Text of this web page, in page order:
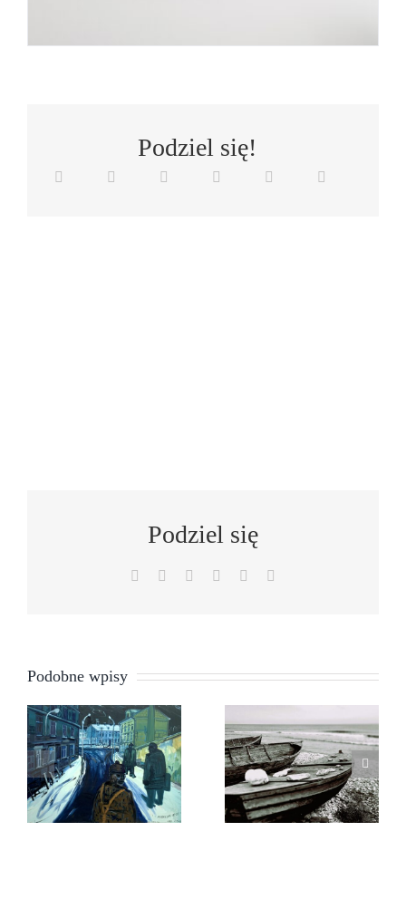
Podziel się!
Podziel się
Facebook LinkedInWhatsApp
Pinterest
Podobne wpisy
Obraz
Edwarda
Dwurnika z
cyklu
Justyna
Napiórkowska